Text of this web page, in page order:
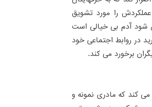
عملکردش را مورد تشویق
شود آدم بی خیالی است
در روابط اجتماعی خود
برخورد می کند.
کند که مادری نمونه و